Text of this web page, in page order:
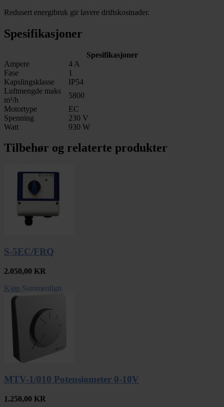
Redusert energibruk gir lavere driftskostnader.
Spesifikasjoner
Spesifikasjoner
Ampere
4 A
Fase
1
Kapslingsklasse
IP54
Luftmengde maks
m³/h
5800
Motortype
EC
Spenning
230 V
Watt
930 W
Tilbehør og relaterte produkter
S-5EC/FRQ
2.050,00 KR
Kjøp Sammenlign
MTV-1/010 Potensiometer 0-10V
1.250,00 KR